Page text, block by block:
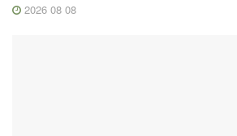
2026 08 08